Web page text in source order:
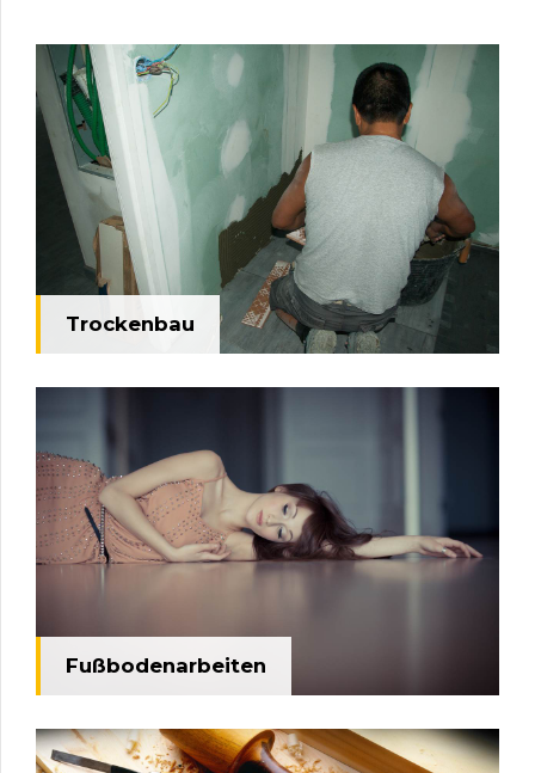
Trockenbau
Fußbodenarbeiten